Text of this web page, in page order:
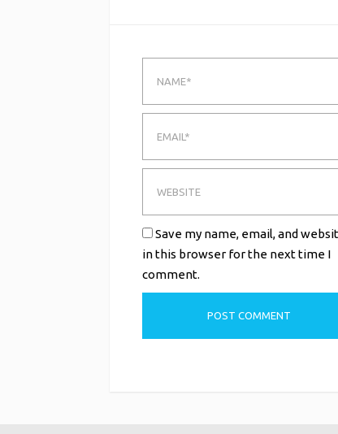
Save my name, email, and
in this browser for the next time I
comment.